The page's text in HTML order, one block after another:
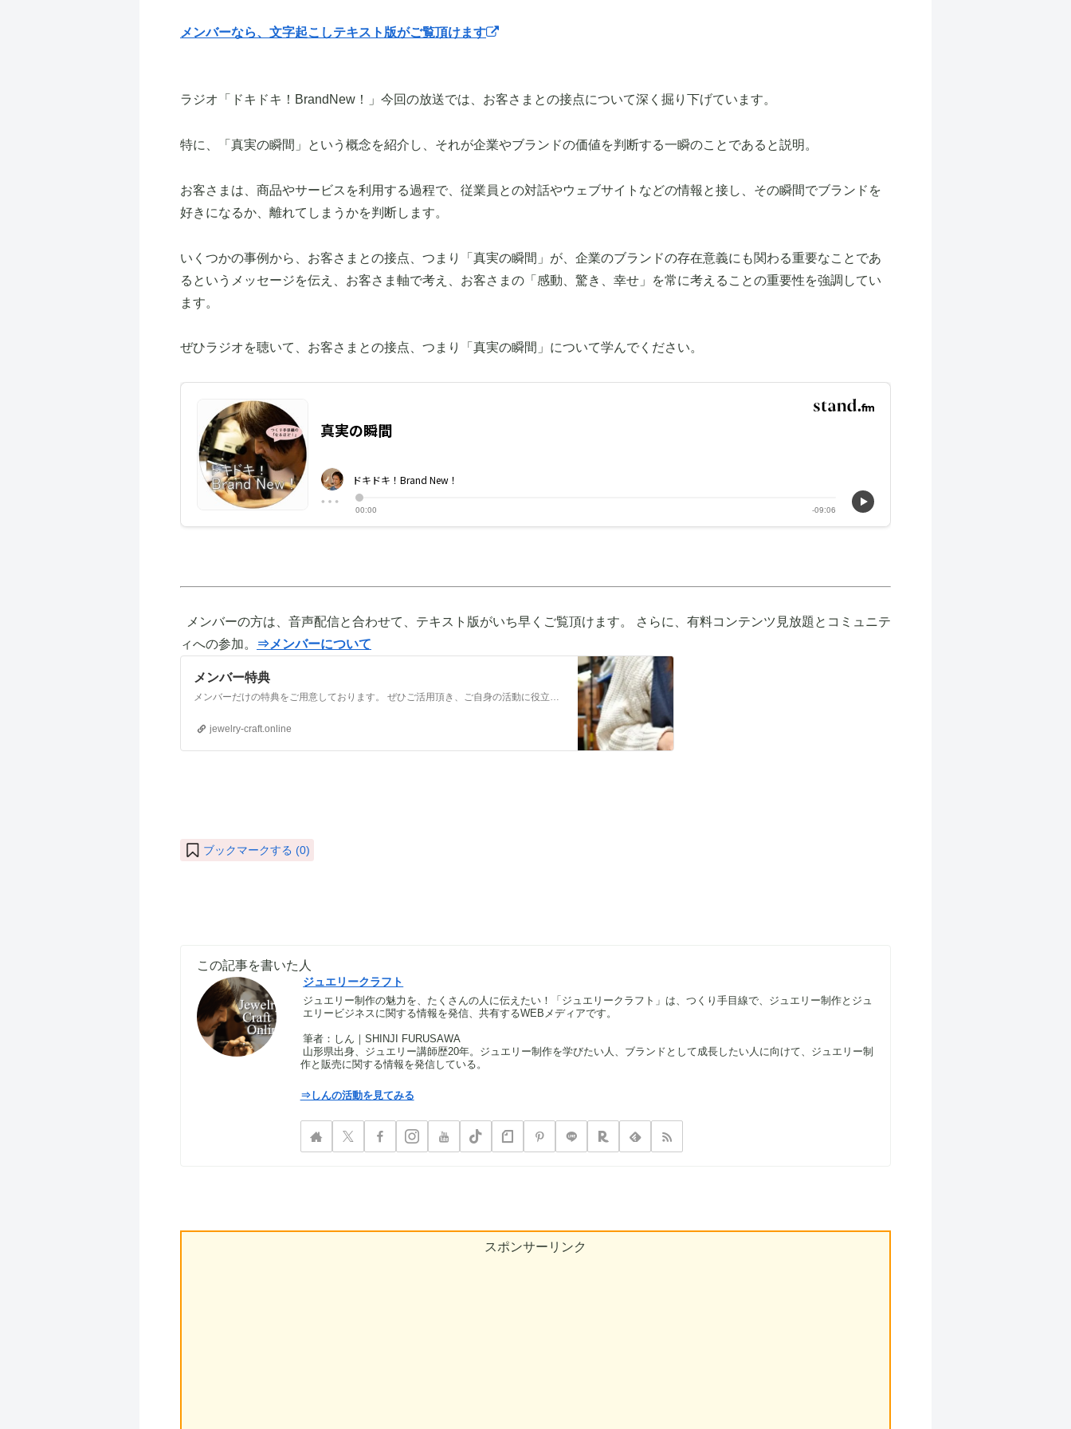
メンバーなら、文字起こしテキスト版がご覧頂けます
ラジオ「ドキドキ！BrandNew！」今回の放送では、お客さまとの接点について深く掘り下げています。
特に、「真実の瞬間」という概念を紹介し、それが企業やブランドの価値を判断する一瞬のことであると説明。
お客さまは、商品やサービスを利用する過程で、従業員との対話やウェブサイトなどの情報と接し、その瞬間でブランドを
好きになるか、離れてしまうかを判断します。
いくつかの事例から、お客さまとの接点、つまり「真実の瞬間」が、企業のブランドの存在意義にも関わる重要なことであ
るというメッセージを伝え、お客さま軸で考え、お客さまの「感動、驚き、幸せ」を常に考えることの重要性を強調してい
ます。
ぜひラジオを聴いて、お客さまとの接点、つまり「真実の瞬間」について学んでください。
メンバーの方は、音声配信と合わせて、テキスト版がいち早くご覧頂けます。 さらに、有料コンテンツ見放題とコミュニテ
ィへの参加。
⇒メンバーについて
メンバー特典
メンバーだけの特典をご用意しております。 ぜひご活用頂き、ご自身の活動に役立てて下さい。 ⇒メンバーについて詳しく見てみる メンバーになる （） ①有料コンテンツが見放題！ ジュエリー制作に関する情報やビジネス情報やブランディングに関する情
jewelry-craft.online
ブックマークする (0)
この記事を書いた人
ジュエリークラフト
ジュエリー制作の魅力を、たくさんの人に伝えたい！「ジュエリークラフト」は、つくり手目線で、ジュエリー制作とジュ
エリービジネスに関する情報を発信、共有するWEBメディアです。
筆者：しん｜SHINJI FURUSAWA
山形県出身、ジュエリー講師歴20年。ジュエリー制作を学びたい人、ブランドとして成長したい人に向けて、ジュエリー制
作と販売に関する情報を発信している。
⇒しんの活動を見てみる
スポンサーリンク